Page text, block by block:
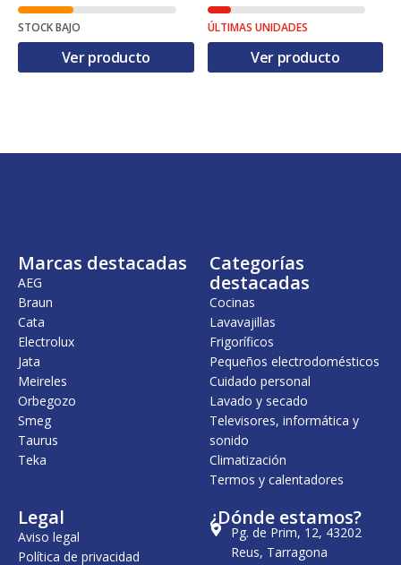
STOCK BAJO
Ver producto
ÚLTIMAS UNIDADES
Ver producto
Marcas destacadas
AEG
Braun
Cata
Electrolux
Jata
Meireles
Orbegozo
Smeg
Taurus
Teka
Categorías
destacadas
Cocinas
Lavavajillas
Frigoríficos
Pequeños electrodomésticos
Cuidado personal
Lavado y secado
Televisores, informática y
sonido
Climatización
Termos y calentadores
Legal
Aviso legal
Política de privacidad
¿Dónde estamos?
Pg. de Prim, 12, 43202
Reus, Tarragona